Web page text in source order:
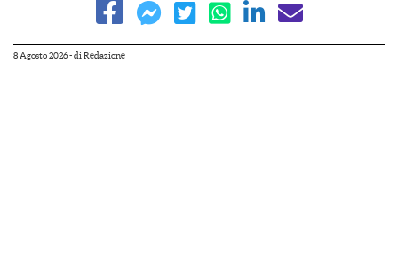
8 Agosto 2026- di Redazione